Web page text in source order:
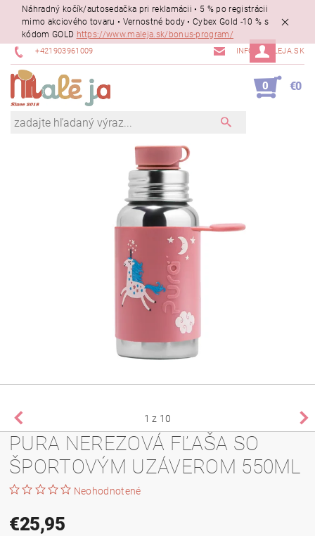
Náhradný kočík/autosedačka pri reklamácii • 5 % po registrácii
mimo akciového tovaru • Vernostné body • Cybex Gold -10 % s
kódom GOLD https://www.maleja.sk/bonus-program/
+421903961009 INFO@MALEJA.SK
0 €0
1 z 10
PURA NEREZOVÁ FĽAŠA SO
ŠPORTOVÝM UZÁVEROM 550ML
Neohodnotené
€25,95